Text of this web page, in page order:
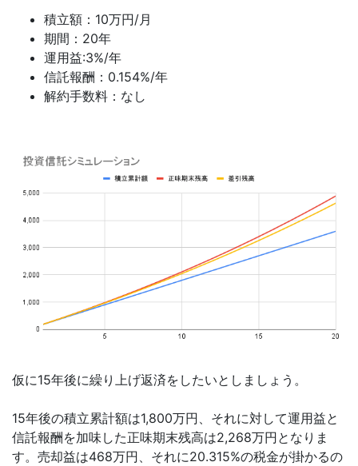
積立額：10万円/月
期間：20年
運用益:3%/年
信託報酬：0.154%/年
解約手数料：なし
仮に15年後に繰り上げ返済をしたいとしましょう。
15年後の積立累計額は1,800万円、それに対して運用益と
信託報酬を加味した正味期末残高は2,268万円となりま
す。売却益は468万円、それに20.315%の税金が掛かるの